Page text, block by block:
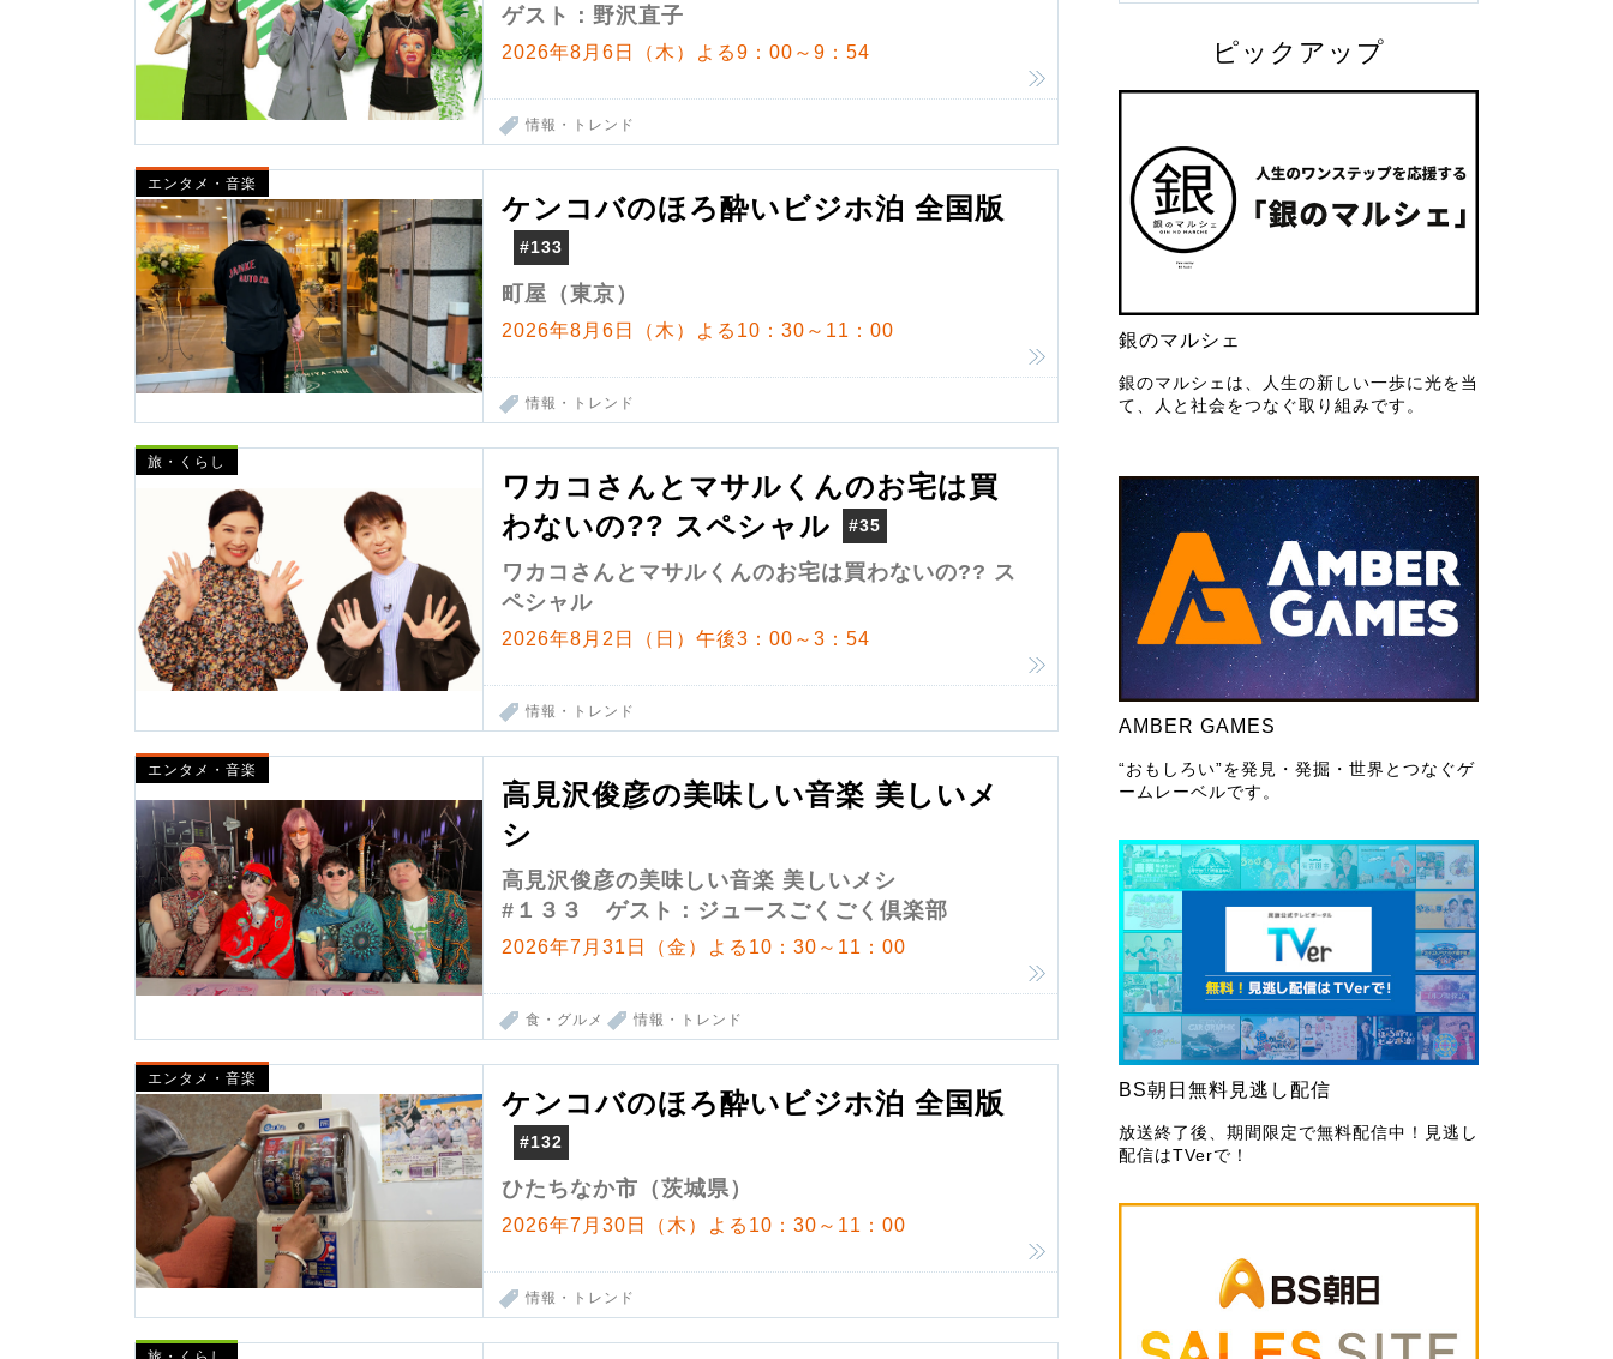
ゲスト：野沢直子
2026年8月6日（木）よる9：00～9：54
情報・トレンド
エンタメ・音楽
ケンコバのほろ酔いビジホ泊 全国版
#133
町屋（東京）
2026年8月6日（木）よる10：30～11：00
情報・トレンド
旅・くらし
ワカコさんとマサルくんのお宅は買
わないの?? スペシャル
#35
ワカコさんとマサルくんのお宅は買わないの?? ス
ペシャル
2026年8月2日（日）午後3：00～3：54
情報・トレンド
エンタメ・音楽
高見沢俊彦の美味しい音楽 美しいメ
シ
高見沢俊彦の美味しい音楽 美しいメシ
#１３３ ゲスト：ジュースごくごく倶楽部
2026年7月31日（金）よる10：30～11：00
食・グルメ 情報・トレンド
エンタメ・音楽
ケンコバのほろ酔いビジホ泊 全国版
#132
ひたちなか市（茨城県）
2026年7月30日（木）よる10：30～11：00
情報・トレンド
ピックアップ
銀のマルシェ
銀のマルシェは、人生の新しい一歩に光を当
て、人と社会をつなぐ取り組みです。
AMBER GAMES
“おもしろい”を発見・発掘・世界とつなぐゲ
ームレーベルです。
BS朝日無料見逃し配信
放送終了後、期間限定で無料配信中！見逃し
配信はTVerで！